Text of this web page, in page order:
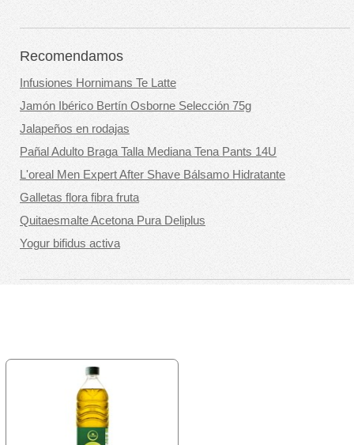
Recomendamos
Infusiones Hornimans Te Latte
Jamón Ibérico Bertín Osborne Selección 75g
Jalapeños en rodajas
Pañal Adulto Braga Talla Mediana Tena Pants 14U
L'oreal Men Expert After Shave Bálsamo Hidratante
Galletas flora fibra fruta
Quitaesmalte Acetona Pura Deliplus
Yogur bifidus activa